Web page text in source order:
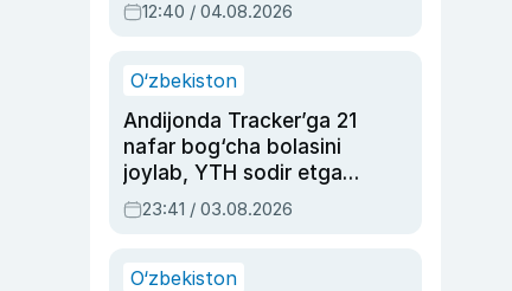
olmay qolishidan xavotir
12:40 / 04.08.2026
O‘zbekiston
Andijonda Tracker’ga 21
nafar bog‘cha bolasini
joylab, YTH sodir etgan
ayolga sud hukmi o‘qildi
23:41 / 03.08.2026
O‘zbekiston